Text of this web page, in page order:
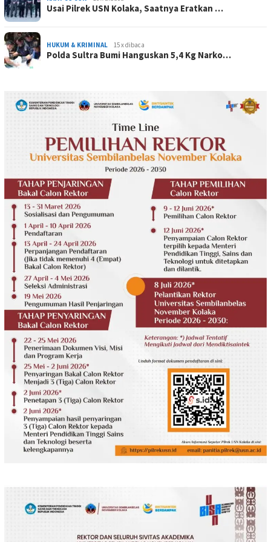
Usai Pilrek USN Kolaka, Saatnya Eratkan …
HUKUM & KRIMINAL 15 x dibaca
Polda Sultra Bumi Hanguskan 5,4 Kg Narko…